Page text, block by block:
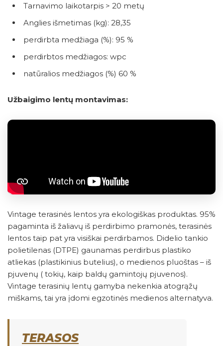
Tarnavimo laikotarpis > 20 metų
Anglies išmetimas (kg): 28,35
perdirbta medžiaga (%): 95 %
perdirbtos medžiagos: wpc
natūralios medžiagos (%) 60 %
Užbaigimo lentų montavimas:
Vintage terasinės lentos yra ekologiškas produktas. 95%
pagaminta iš žaliavų iš perdirbimo pramonės, terasinės
lentos taip pat yra visiškai perdirbamos. Didelio tankio
polietilenas (DTPE) gaunamas perdirbus plastiko
atliekas (plastikinius butelius), o medienos pluoštas – iš
pjuvenų ( tokių, kaip baldų gamintojų pjuvenos).
Vintage terasinių lentų gamyba nekenkia atogrąžų
miškams, tai yra įdomi egzotinės medienos alternatyva.
TERASOS